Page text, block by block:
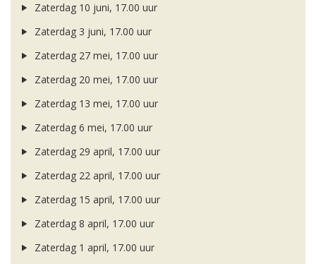
Zaterdag 10 juni, 17.00 uur
Zaterdag 3 juni, 17.00 uur
Zaterdag 27 mei, 17.00 uur
Zaterdag 20 mei, 17.00 uur
Zaterdag 13 mei, 17.00 uur
Zaterdag 6 mei, 17.00 uur
Zaterdag 29 april, 17.00 uur
Zaterdag 22 april, 17.00 uur
Zaterdag 15 april, 17.00 uur
Zaterdag 8 april, 17.00 uur
Zaterdag 1 april, 17.00 uur